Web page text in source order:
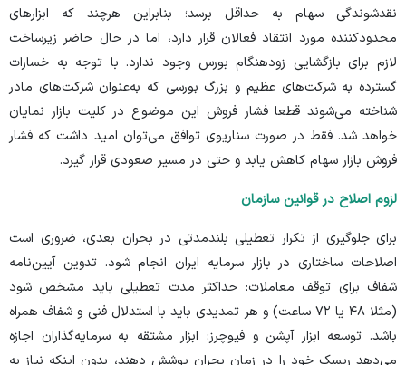
نقدشوندگی سهام به حداقل برسد؛ بنابراین هرچند که ابزار‌های
محدودکننده مورد انتقاد فعالان قرار دارد، اما در حال حاضر زیرساخت
لازم برای بازگشایی زودهنگام بورس وجود ندارد. با توجه به خسارات
گسترده به شرکت‌های عظیم و بزرگ بورسی که به‌عنوان شرکت‌های مادر
شناخته می‌شوند قطعا فشار فروش این موضوع در کلیت بازار نمایان
خواهد شد. فقط در صورت سناریوی توافق می‌توان امید داشت که فشار
فروش بازار سهام کاهش یابد و حتی در مسیر صعودی قرار گیرد.
لزوم اصلاح در قوانین سازمان
برای جلوگیری از تکرار تعطیلی بلندمدتی در بحران بعدی، ضروری است
اصلاحات ساختاری در بازار سرمایه ایران انجام شود. تدوین آیین‌نامه
شفاف برای توقف معاملات: حداکثر مدت تعطیلی باید مشخص شود
(مثلا ۴۸ یا ۷۲ ساعت) و هر تمدیدی باید با استدلال فنی و شفاف همراه
باشد. توسعه ابزار آپشن و فیوچرز: ابزار مشتقه به سرمایه‌گذاران اجازه
می‌دهد ریسک خود را در زمان بحران پوشش دهند، بدون اینکه نیاز به